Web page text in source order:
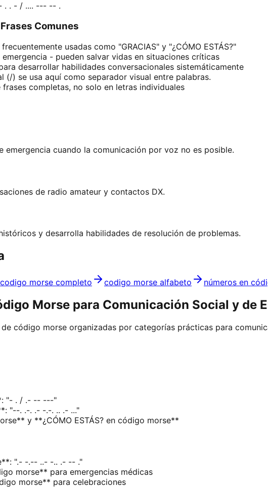
. . - / .... --- -- .
Comunes
usadas como "GRACIAS" y "¿CÓMO ESTÁS?"
- pueden salvar vidas en situaciones críticas
desarrollar habilidades conversacionales sistemáticamente
(/) se usa aquí como separador visual entre palabras.
completas, no solo en letras individuales
emergencia cuando la comunicación por voz no es posible.
de radio amateur y contactos DX.
y desarrolla habilidades de resolución de problemas.
codigo morse completo codigo morse alfabeto números en
Morse para Comunicación Social y de
código morse organizadas por categorías prácticas para
"- . / .- -- ---"
"--. .-. .- -.-. .. .- ..."
y **¿CÓMO ESTÁS? en código morse**
".- -.-- ..- -.. .- -- ."
morse** para emergencias médicas
morse** para celebraciones